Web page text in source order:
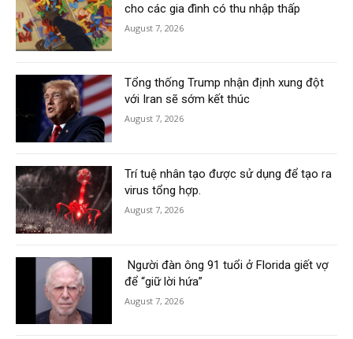
cho các gia đình có thu nhập thấp
August 7, 2026
Tổng thống Trump nhận định xung đột
với Iran sẽ sớm kết thúc
August 7, 2026
Trí tuệ nhân tạo được sử dụng để tạo ra
virus tổng hợp.
August 7, 2026
Người đàn ông 91 tuổi ở Florida giết vợ
để “giữ lời hứa”
August 7, 2026